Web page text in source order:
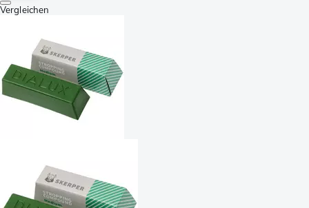
Vergleichen